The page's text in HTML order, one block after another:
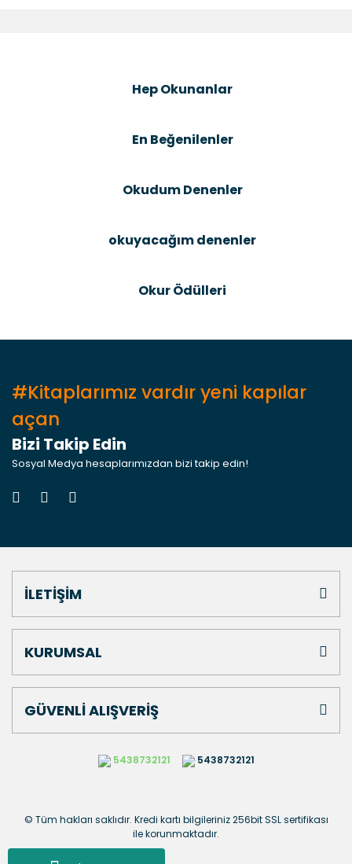
Ürün açıklamasında eksik bilgiler bulunuyor.
Ürün fiyatı diğer sitelerden daha pahalı.
Hep Okunanlar
En Beğenilenler
Okudum Denenler
okuyacağım denenler
Okur Ödülleri
#Kitaplarımız vardır yeni kapılar
açan
Bizi Takip Edin
Sosyal Medya hesaplarımızdan bizi takip edin!
İLETİŞİM
KURUMSAL
GÜVENLİ ALIŞVERİŞ
5438732121 5438732121
© Tüm hakları saklıdır. Kredi kartı bilgileriniz 256bit SSL sertifikası
ile korunmaktadır.